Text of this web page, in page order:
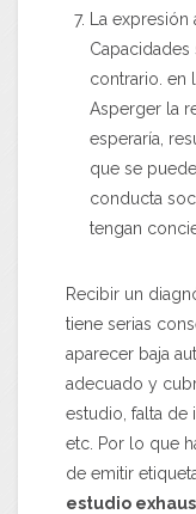
La
Capacidades
contrario. en
Asperger la
esperaría,
que se
conducta
tengan
Recibir un
tiene serias
aparecer baja
adecuado y
estudio, falta de
etc. Por lo que
de emitir
estudio